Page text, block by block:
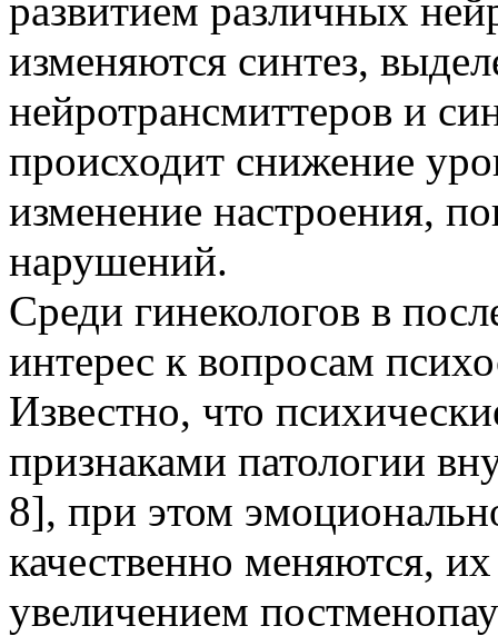
развитием различных
изменяются синтез,
нейротрансмиттеров и
происходит снижение
изменение настроения,
нарушений.
Среди гинекологов в
интерес к вопросам
Известно, что
признаками патологии
8], при этом
качественно меняются,
увеличением